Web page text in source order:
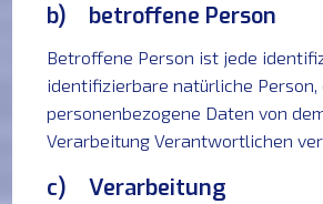
b) betroffene Person
Betroffene Person ist jede
identifizierbare natürliche Person,
personenbezogene Daten von
Verarbeitung Verantwortlichen
c) Verarbeitung